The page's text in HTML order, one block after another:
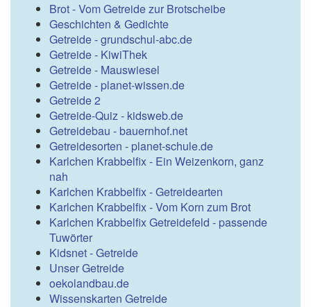
Brot - Vom Getreide zur Brotscheibe
Geschichten & Gedichte
Getreide - grundschul-abc.de
Getreide - KiwiThek
Getreide - Mauswiesel
Getreide - planet-wissen.de
Getreide 2
Getreide-Quiz - kidsweb.de
Getreidebau - bauernhof.net
Getreidesorten - planet-schule.de
Karlchen Krabbelfix - Ein Weizenkorn, ganz
nah
Karlchen Krabbelfix - Getreidearten
Karlchen Krabbelfix - Vom Korn zum Brot
Karlchen Krabbelfix Getreidefeld - passende
Tuwörter
Kidsnet - Getreide
Unser Getreide
oekolandbau.de
Wissenskarten Getreide